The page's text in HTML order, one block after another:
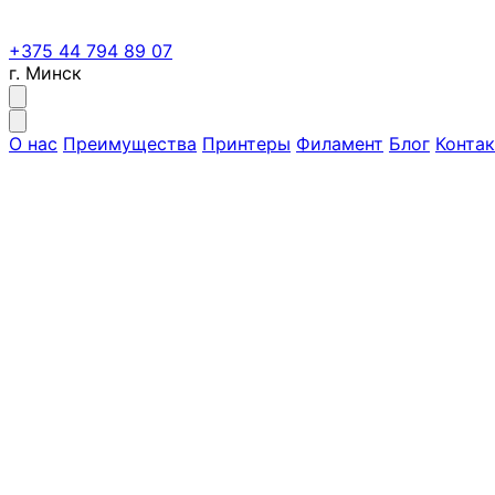
+375 44 794 89 07
г. Минск
О нас Преимущества Принтеры Филамент Блог